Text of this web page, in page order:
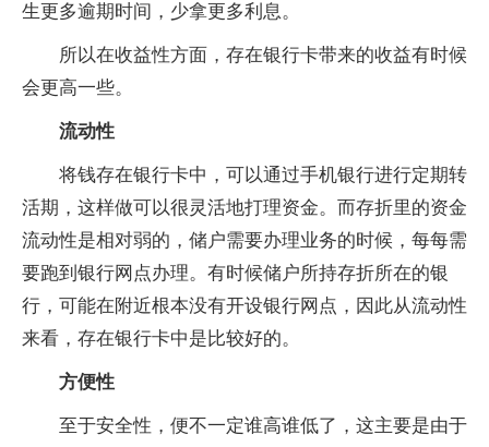
生更多逾期时间，少拿更多利息。
所以在收益性方面，存在银行卡带来的收益有时候
会更高一些。
流动性
将钱存在银行卡中，可以通过手机银行进行定期转
活期，这样做可以很灵活地打理资金。而存折里的资金
流动性是相对弱的，储户需要办理业务的时候，每每需
要跑到银行网点办理。有时候储户所持存折所在的银
行，可能在附近根本没有开设银行网点，因此从流动性
来看，存在银行卡中是比较好的。
方便性
至于安全性，便不一定谁高谁低了，这主要是由于